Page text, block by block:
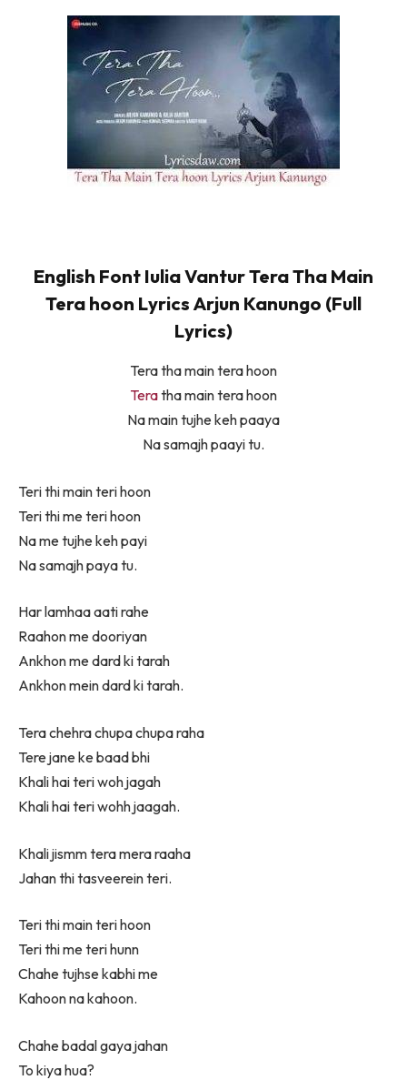
English Font Iulia Vantur Tera Tha Main
Tera hoon Lyrics Arjun Kanungo (Full
Lyrics)
Tera tha main tera hoon
Teratha main tera hoon
Na main tujhe keh paaya
Na samajh paayi tu.
Teri thi main teri hoon
Teri thi me teri hoon
Na me tujhe keh payi
Na samajh paya tu.
Har lamhaa aati rahe
Raahon me dooriyan
Ankhon me dard ki tarah
Ankhon mein dard ki tarah.
Tera chehra chupa chupa raha
Tere jane ke baad bhi
Khali hai teri woh jagah
Khali hai teri wohh jaagah.
Khali jismm tera mera raaha
Jahan thi tasveerein teri.
Teri thi main teri hoon
Teri thi me teri hunn
Chahe tujhse kabhi me
Kahoon na kahoon.
Chahe badal gaya jahan
To kiya hua?